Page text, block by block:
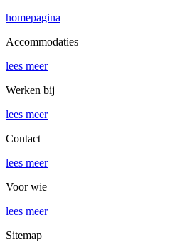
homepagina
Accommodaties
lees meer
Werken bij
lees meer
Contact
lees meer
Voor wie
lees meer
Sitemap